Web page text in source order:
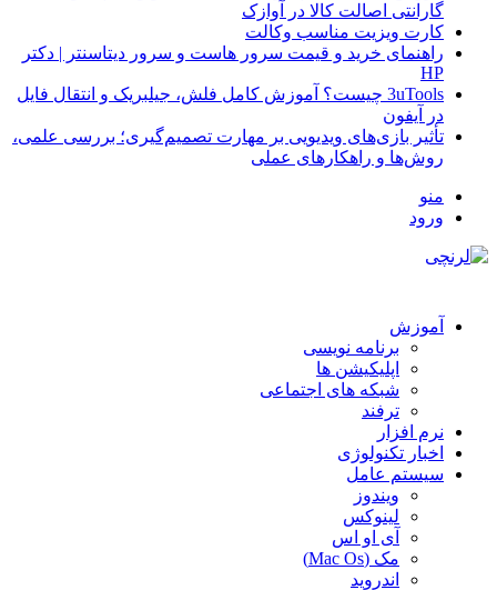
گارانتی اصالت کالا در آوازک
کارت ویزیت مناسب وکالت
راهنمای خرید و قیمت سرور هاست و سرور دیتاسنتر | دکتر
HP
3uTools چیست؟ آموزش کامل فلش، جیلبریک و انتقال فایل
در آیفون
تأثیر بازی‌های ویدیویی بر مهارت تصمیم‌گیری؛ بررسی علمی،
روش‌ها و راهکارهای عملی
منو
ورود
آموزش
برنامه نویسی
اپلیکیشن ها
شبکه های اجتماعی
ترفند
نرم افزار
اخبار تکنولوژی
سیستم عامل
ویندوز
لینوکس
آی او اس
مک (Mac Os)
اندروید